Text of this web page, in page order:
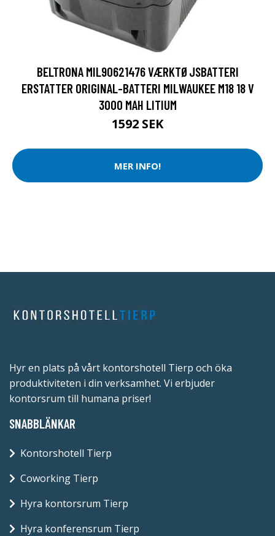
BELTRONA MIL90621476 VÆRKTØJSBATTERI
ERSTATTER ORIGINAL-BATTERI MILWAUKEE M18 18 V
3000 MAH LITIUM
1592 SEK
MER INFO!
Hyr en plats på vårt kontorshotell Tierp och öka
produktiviteten i din verksamhet. Vi erbjuder
kontorsrum till humana priser!
SNABBLÄNKAR
Kontorshotell Tierp
Coworking Tierp
Hyra kontorsrum Tierp
Hyra konferensrum Tierp